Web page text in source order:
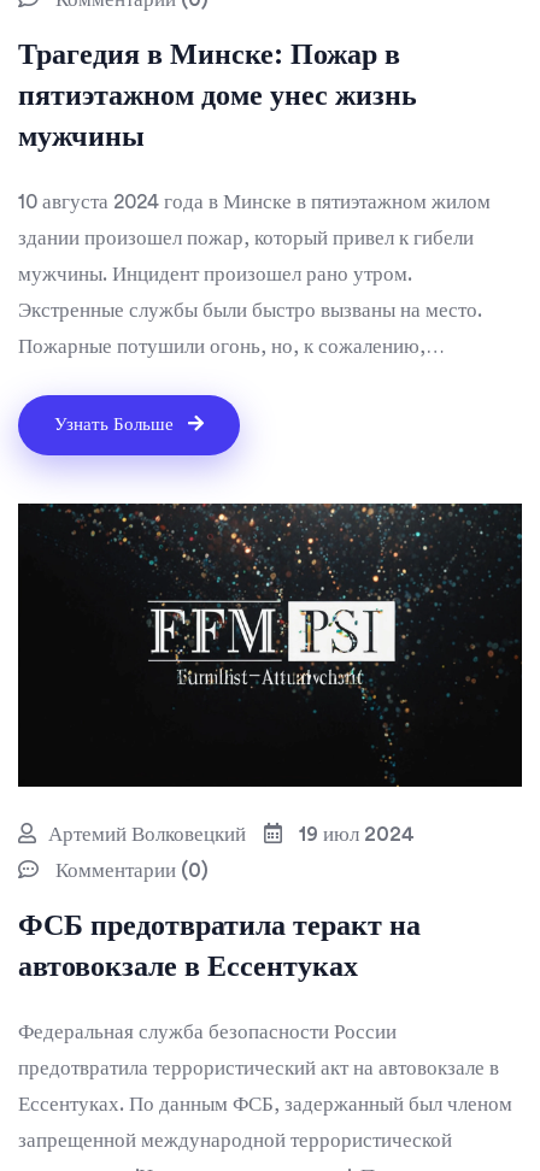
Трагедия в Минске: Пожар в
пятиэтажном доме унес жизнь
мужчины
10 августа 2024 года в Минске в пятиэтажном жилом
здании произошел пожар, который привел к гибели
мужчины. Инцидент произошел рано утром.
Экстренные службы были быстро вызваны на место.
Пожарные потушили огонь, но, к сожалению,
пока расследуется. Жители здания были эвакуированы,
другие жертвы не сообщаются.
Узнать Больше
Артемий Волковецкий
19 июл 2024
Комментарии (0)
ФСБ предотвратила теракт на
автовокзале в Ессентуках
Федеральная служба безопасности России
предотвратила террористический акт на автовокзале в
Ессентуках. По данным ФСБ, задержанный был членом
запрещенной международной террористической